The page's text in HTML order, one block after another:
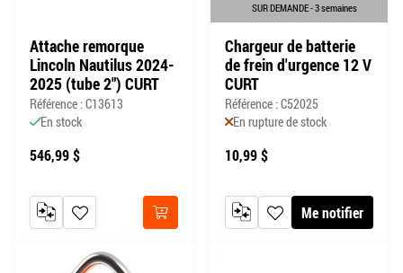
Attache remorque
Lincoln Nautilus 2024-
2025 (tube 2") CURT
Référence : C13613
En stock
546,99 $
Acheter
AJOUTER À MA LISTE DE SOUHAITS
AJOUTER AU COMPARATEUR
SUR DEMANDE - 3 semaines
Chargeur de batterie
de frein d'urgence 12 V
CURT
Référence : C52025
En rupture de stock
10,99 $
Me notifier
AJOUTER À MA LISTE DE
AJOUTER AU COMPARATEUR